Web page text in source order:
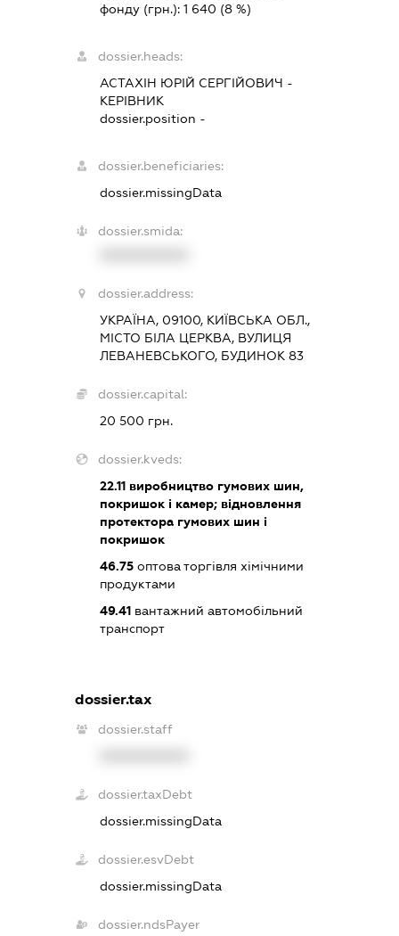
фонду (грн.): 1 640 (8 %)
dossier.heads:
АСТАХІН ЮРІЙ СЕРГІЙОВИЧ -
КЕРІВНИК
dossier.position -
dossier.beneficiaries:
dossier.missingData
dossier.smida:
dossier.address:
УКРАЇНА, 09100, КИЇВСЬКА ОБЛ.,
МІСТО БІЛА ЦЕРКВА, ВУЛИЦЯ
ЛЕВАНЕВСЬКОГО, БУДИНОК 83
dossier.capital:
20 500 грн.
dossier.kveds:
22.11виробництво гумових шин,
покришок і камер; відновлення
протектора гумових шин і
покришок
46.75оптова торгівля хімічними
продуктами
49.41вантажний автомобільний
транспорт
dossier.tax
dossier.staff
dossier.taxDebt
dossier.missingData
dossier.esvDebt
dossier.missingData
dossier.ndsPayer